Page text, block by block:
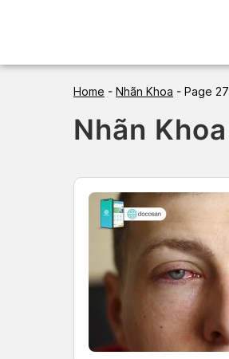
Home - Nhãn Khoa - Page 27
Nhãn Khoa